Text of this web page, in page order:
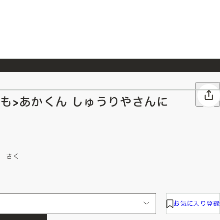
7/23 『ONE PIECE magazine 021 ONE PIECEカード付き同梱版』発売延期のご案内
>あかくん しゅうりやさんに
さく
お気に入り登録